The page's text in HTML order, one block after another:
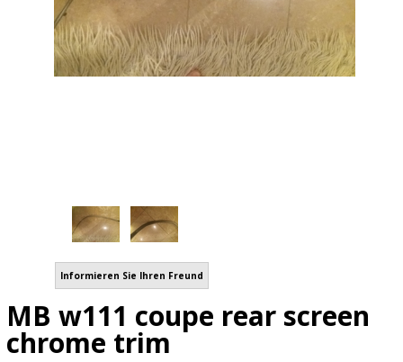
Informieren Sie Ihren Freund
MB w111 coupe rear screen
chrome trim